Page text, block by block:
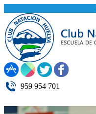
959 954 701